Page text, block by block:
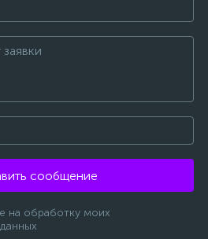
сообщение
на обработку моих